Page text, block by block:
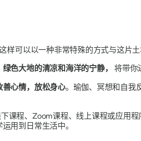
样可以以一种非常特殊的方式与这片
绿色大地的清凉和海洋的宁静，将带你
善心情，放松身心。瑜伽、冥想和自我
课程、Zoom课程、线上课程或应用
用到日常生活中。